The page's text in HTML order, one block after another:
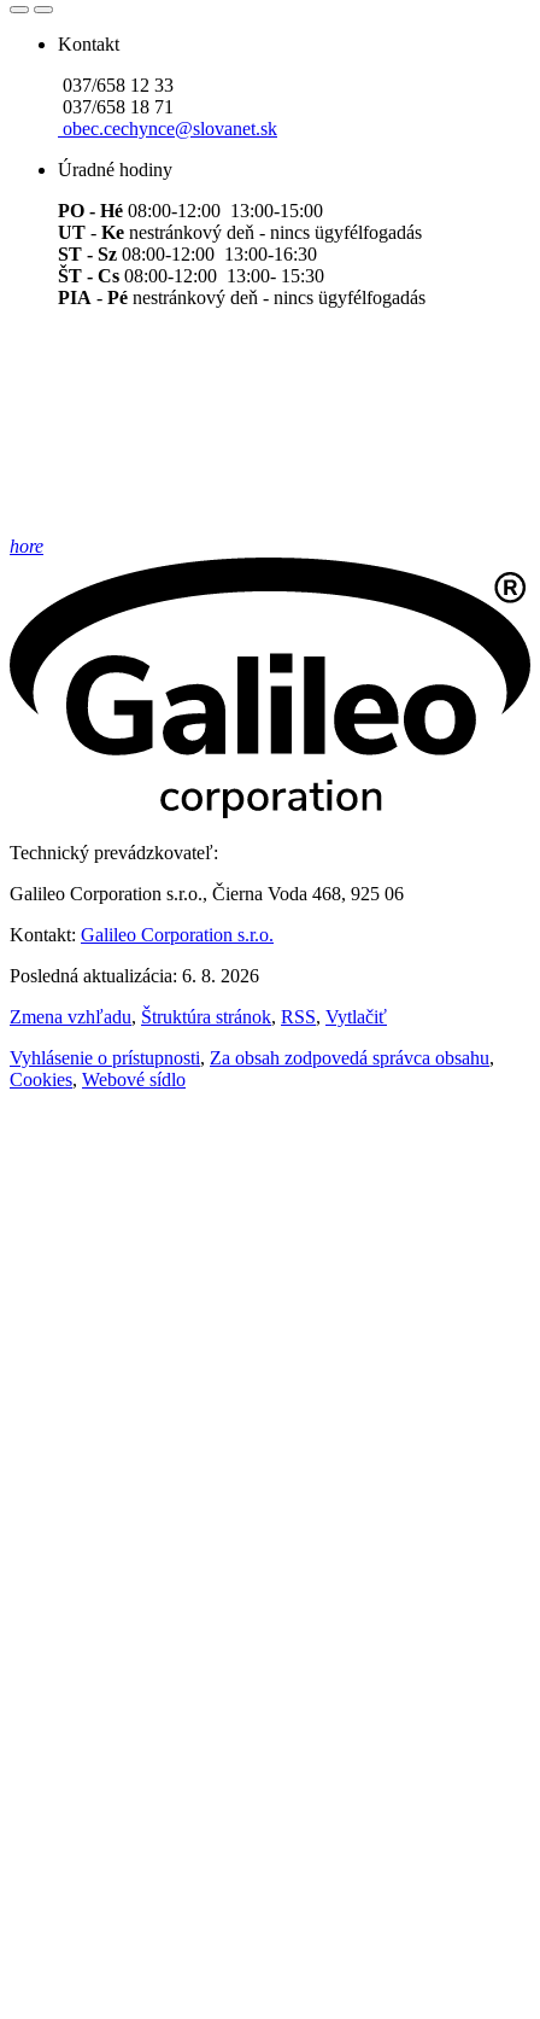
Kontakt
037/658 12 33
037/658 18 71
obec.cechynce@slovanet.sk
Úradné hodiny
PO - Hé 08:00-12:00 13:00-15:00
UT - Ke nestránkový deň - nincs ügyfélfogadás
ST - Sz 08:00-12:00 13:00-16:30
ŠT - Cs 08:00-12:00 13:00- 15:30
PIA - Pé nestránkový deň - nincs ügyfélfogadás
hore
Technický prevádzkovateľ:
Galileo Corporation s.r.o., Čierna Voda 468, 925 06
Kontakt: Galileo Corporation s.r.o.
Posledná aktualizácia: 6. 8. 2026
Zmena vzhľadu, Štruktúra stránok, RSS, Vytlačiť
Vyhlásenie o prístupnosti, Za obsah zodpovedá správca obsahu,
Cookies, Webové sídlo